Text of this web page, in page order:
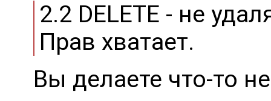
2.2 DELETE - не
Прав хватает.
Вы делаете что-то